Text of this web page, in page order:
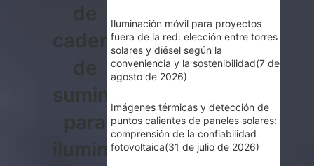
de
cadena
de
suministro
para
iluminación
Iluminación móvil para proyectos
fuera de la red: elección entre torres
solares y diésel según la
conveniencia y la sostenibilidad(7 de
agosto de 2026)
Imágenes térmicas y detección de
puntos calientes de paneles solares:
comprensión de la confiabilidad
fotovoltaica(31 de julio de 2026)